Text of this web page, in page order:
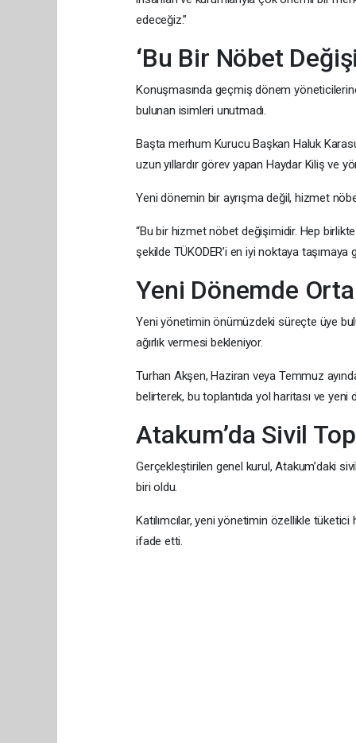
edeceğiz.”
‘Bu Bir Nöbet
Konuşmasında geçmiş dönem
bulunan isimleri unutmadı.
Başta merhum Kurucu Başkan Haluk
uzun yıllardır görev yapan Haydar Kiliş ve
Yeni dönemin bir ayrışma değil, hizmet
“Bu bir hizmet nöbet değişimidir. Hep
şekilde TÜKODER’i en iyi noktaya taşımaya
Yeni Dönemde
Yeni yönetimin önümüzdeki süreçte üye
ağırlık vermesi bekleniyor.
Turhan Akşen, Haziran veya Temmuz
belirterek, bu toplantıda yol haritası ve yeni
Atakum’da Sivil
Gerçekleştirilen genel kurul, Atakum’daki
biri oldu.
Katılımcılar, yeni yönetimin özellikle
ifade etti.